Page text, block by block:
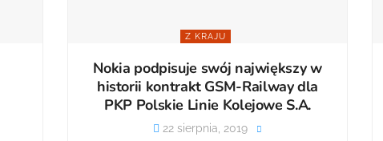
Z KRAJU
Nokia podpisuje swój największy w
historii kontrakt GSM-Railway dla
PKP Polskie Linie Kolejowe S.A.
22 sierpnia, 2019